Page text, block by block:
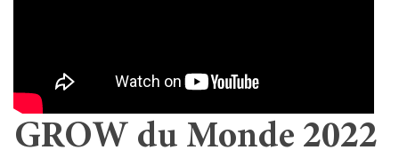
GROW du Monde 2022